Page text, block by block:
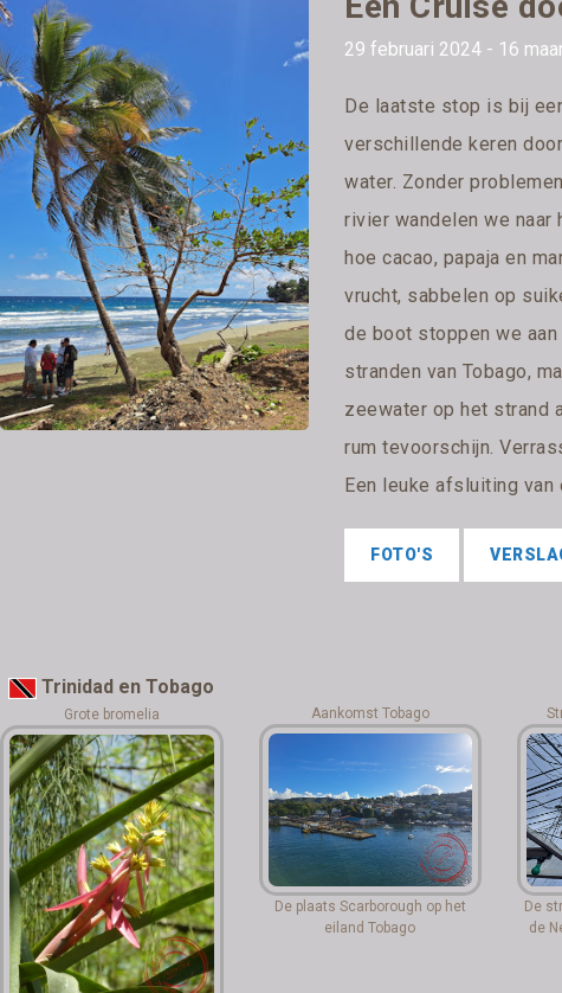
29 februari 2024 - 16
De laatste stop is bij
verschillende keren
water. Zonder
rivier wandelen we naar
hoe cacao, papaja en
vrucht, sabbelen op
de boot stoppen we
stranden van Tobago,
zeewater op het strand
rum tevoorschijn.
Een leuke afsluiting van
FOTO'S
Trinidad en Tobago
Grote bromelia Aankomst Tobago
De plaats Scarborough op het
eiland Tobago
De
de